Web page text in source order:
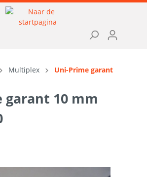
Multiplex Uni-Prime garant
garant 10 mm